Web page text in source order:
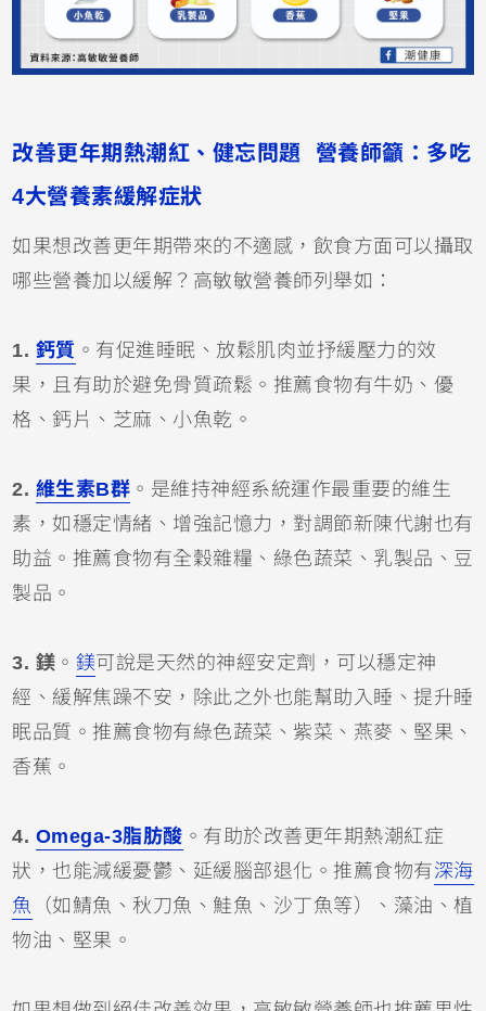
改善更年期熱潮紅、健忘問題 營養師籲：多吃
4大營養素緩解症狀
如果想改善更年期帶來的不適感，飲食方面可以攝取
哪些營養加以緩解？高敏敏營養師列舉如：
1. 鈣質 。有促進睡眠、放鬆肌肉並抒緩壓力的效
果，且有助於避免骨質疏鬆。推薦食物有牛奶、優
格、鈣片、芝麻、小魚乾。
2. 維生素B群 。是維持神經系統運作最重要的維生
素，如穩定情緒、增強記憶力，對調節新陳代謝也有
助益。推薦食物有全穀雜糧、綠色蔬菜、乳製品、豆
製品。
3. 鎂 。 鎂可說是天然的神經安定劑，可以穩定神
經、緩解焦躁不安，除此之外也能幫助入睡、提升睡
眠品質。推薦食物有綠色蔬菜、紫菜、燕麥、堅果、
香蕉。
4. Omega-3脂肪酸 。有助於改善更年期熱潮紅症
狀，也能減緩憂鬱、延緩腦部退化。推薦食物有深海
魚
（如鯖魚、秋刀魚、鮭魚、沙丁魚等）、藻油、植
物油、堅果。